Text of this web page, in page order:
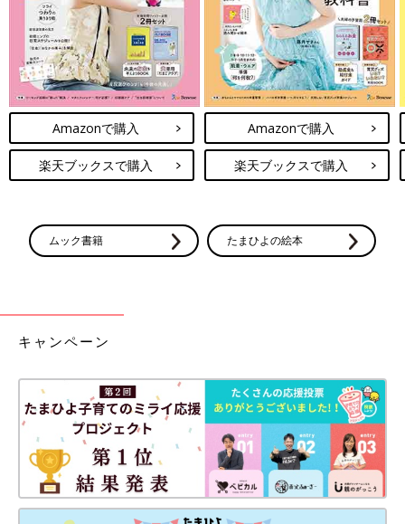
Amazonで購入
楽天ブックスで購入
Amazonで購入
楽天ブックスで購入
ムック書籍 たまひよの絵本
キャンペーン